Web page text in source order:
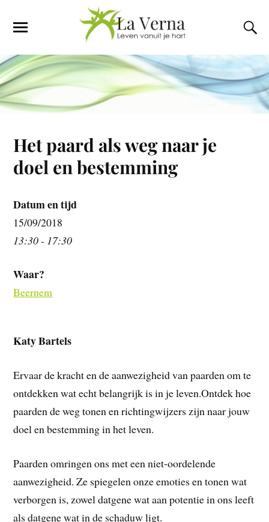
Het paard als weg naar je
doel en bestemming
Datum en tijd
15/09/2018
13:30 - 17:30
Waar?
Beernem
Katy Bartels
Ervaar de kracht en de aanwezigheid van paarden om te
ontdekken wat echt belangrijk is in je leven.Ontdek hoe
paarden de weg tonen en richtingwijzers zijn naar jouw
doel en bestemming in het leven.
Paarden omringen ons met een niet-oordelende
aanwezigheid. Ze spiegelen onze emoties en tonen wat
verborgen is, zowel datgene wat aan potentie in ons leeft
als datgene wat in de schaduw ligt.